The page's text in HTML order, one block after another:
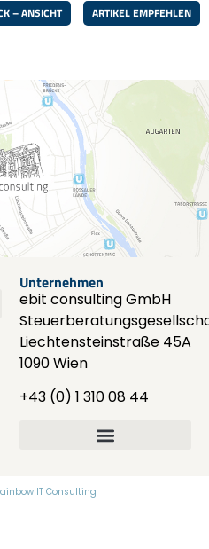
– ANSICHT ARTIKEL EMPFEHLEN
Unternehmen
ebit consulting GmbH
Liechtensteinstraße 45A
1090 Wien
+43 (0) 1 310 08 44
IT Consulting